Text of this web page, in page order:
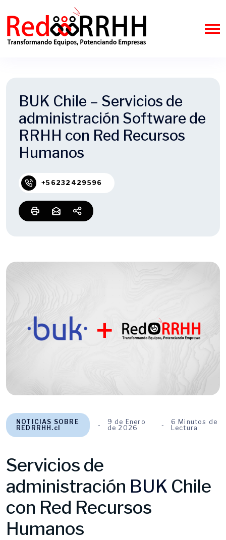
BUK Chile – Servicios de
administración Software de
RRHH con Red Recursos
Humanos
+56232429596
NOTICIAS SOBRE
REDRRHH.cl
9 de Enero
de 2026
6 Minutos de
Lectura
Servicios de
administración BUK Chile
con Red Recursos
Humanos